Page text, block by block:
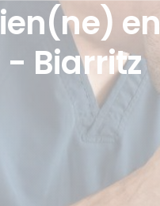
en
- Biarritz